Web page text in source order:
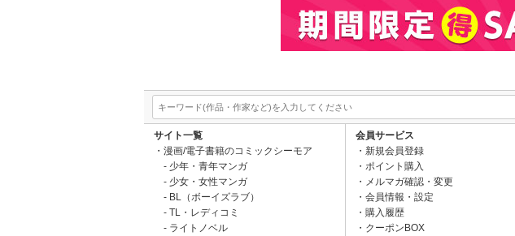
サイト一覧
漫画/電子書籍のコミックシーモア
少年・青年マンガ
少女・女性マンガ
BL（ボーイズラブ）
TL・レディコミ
ライトノベル
会員サービス
新規会員登録
ポイント購入
メルマガ確認・変更
会員情報・設定
購入履歴
クーポンBOX